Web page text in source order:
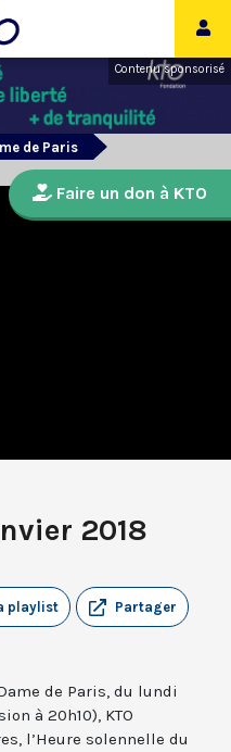
Contenu sponsorisé
de Paris
2018
Partager
playlist
de Paris, du lundi
à 20h10), KTO
l’Heure solennelle du
Faire un don à KTO